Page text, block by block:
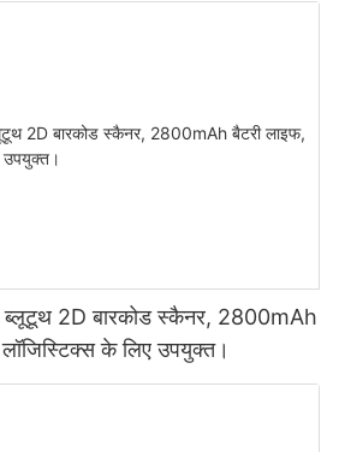
2D बारकोड स्कैनर, 2800mAh
के लिए उपयुक्त।